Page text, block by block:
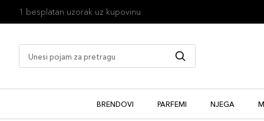
1 besplatan uzorak uz kupovinu
BRENDOVI PARFEMI NJEGA